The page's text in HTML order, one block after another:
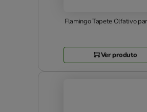
Flamingo Tapete Olfativo
Ver produto